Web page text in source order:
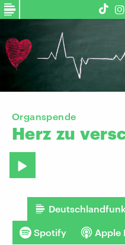
Organspende
Herz zu
Spotify Apple